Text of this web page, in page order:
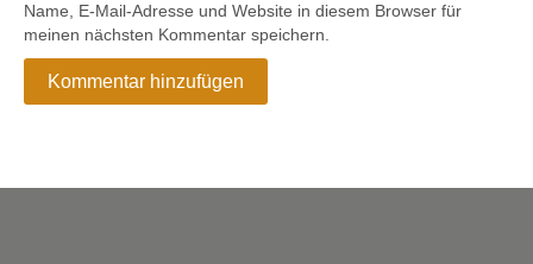
Name, E-Mail-Adresse und Website in diesem Browser für
meinen nächsten Kommentar speichern.